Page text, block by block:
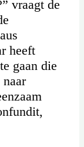
vraagt de
heeft
gaan die